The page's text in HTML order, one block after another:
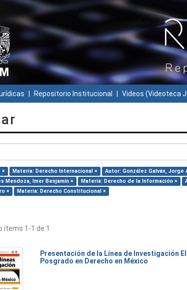
Repositorio Institucional Videos (Videoteca
× Materia: Derecho Internacional × Autor: González Galván, Jorge
Mendoza, Imer Benjamín ×
Materia: Derecho de la Información ×
×
Materia: Derecho Constitucional ×
ítems 1-1 de 1
Presentación de la Línea de Investigación El
Posgrado en Derecho en México